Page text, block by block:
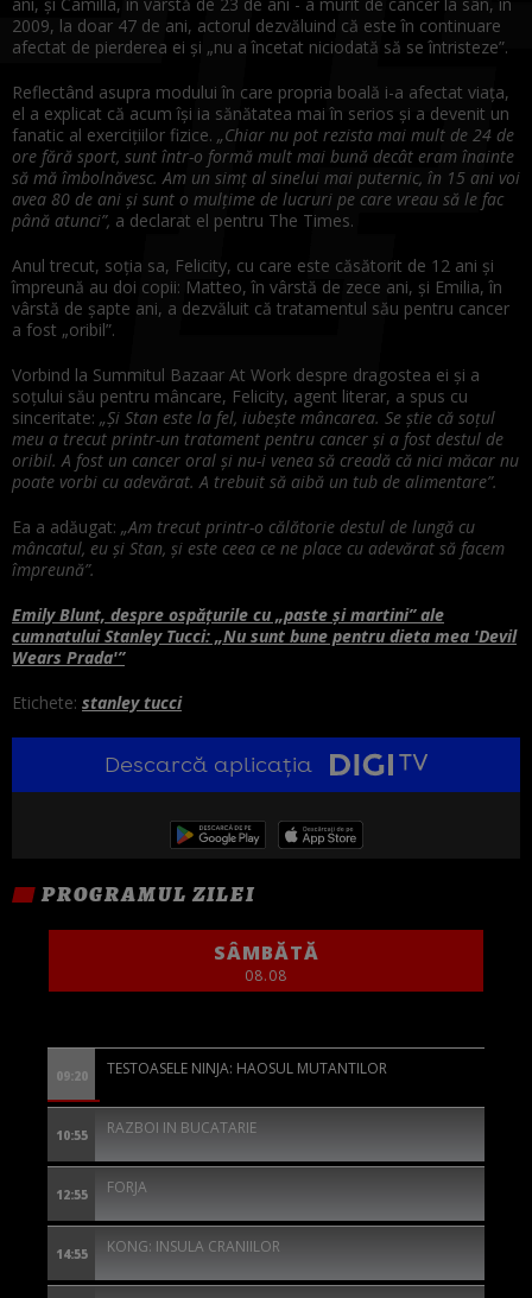
ani, și Camilla, în vârstă de 23 de ani - a murit de cancer la sân, în
2009, la doar 47 de ani, actorul dezvăluind că este în continuare
afectat de pierderea ei și „nu a încetat niciodată să se întristeze”.
Reflectând asupra modului în care propria boală i-a afectat viața,
el a explicat că acum își ia sănătatea mai în serios și a devenit un
fanatic al exercițiilor fizice. „Chiar nu pot rezista mai mult de 24 de
ore fără sport, sunt într-o formă mult mai bună decât eram înainte
să mă îmbolnăvesc. Am un simț al sinelui mai puternic, în 15 ani voi
avea 80 de ani și sunt o mulțime de lucruri pe care vreau să le fac
până atunci”, a declarat el pentru The Times.
Anul trecut, soția sa, Felicity, cu care este căsătorit de 12 ani și
împreună au doi copii: Matteo, în vârstă de zece ani, și Emilia, în
vârstă de șapte ani, a dezvăluit că tratamentul său pentru cancer
a fost „oribil”.
Vorbind la Summitul Bazaar At Work despre dragostea ei și a
soțului său pentru mâncare, Felicity, agent literar, a spus cu
sinceritate: „Și Stan este la fel, iubește mâncarea. Se știe că soțul
meu a trecut printr-un tratament pentru cancer și a fost destul de
oribil. A fost un cancer oral și nu-i venea să creadă că nici măcar nu
poate vorbi cu adevărat. A trebuit să aibă un tub de alimentare”.
Ea a adăugat: „Am trecut printr-o călătorie destul de lungă cu
mâncatul, eu și Stan, și este ceea ce ne place cu adevărat să facem
împreună”.
Emily Blunt, despre ospățurile cu „paste și martini” ale
cumnatului Stanley Tucci: „Nu sunt bune pentru dieta mea 'Devil
Wears Prada'”
Etichete: stanley tucci
Descarcă aplicația
PROGRAMUL ZILEI
SÂMBĂTĂ
08.08
09:20 TESTOASELE NINJA: HAOSUL MUTANTILOR
10:55 RAZBOI IN BUCATARIE
12:55 FORJA
14:55 KONG: INSULA CRANIILOR